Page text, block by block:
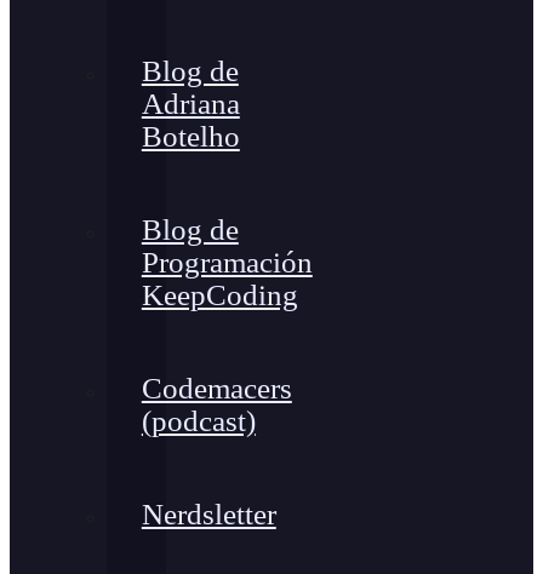
Blog de
Adriana
Botelho
Blog de
Programación
KeepCoding
Codemacers
(podcast)
Nerdsletter